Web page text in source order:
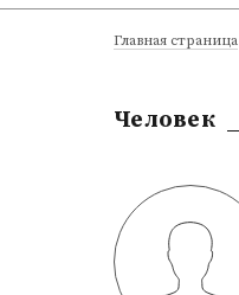
Главная страница
Человек